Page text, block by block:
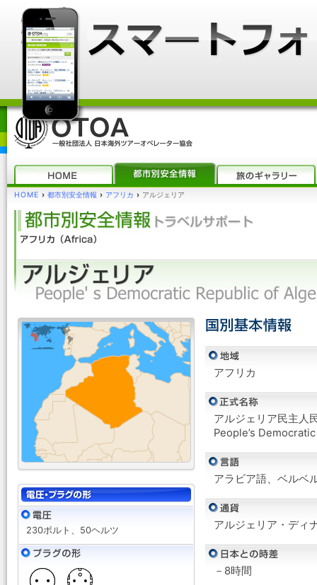
HOME › 都市別安全情報 › アフリカ › アルジェリア
アフリカ
アルジェリア民主人
People’s
アラビア語、ベルベ
アルジェリア・ディ
－8時間
230ボルト、50ヘルツ